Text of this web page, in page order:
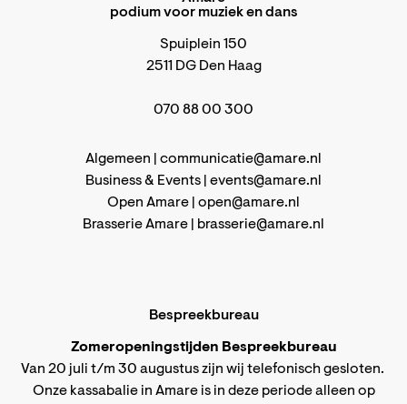
podium voor muziek en dans
Spuiplein 150
2511 DG Den Haag
070 88 00 300
Algemeen | communicatie@amare.nl
Business & Events | events@amare.nl
Open Amare | open@amare.nl
Brasserie Amare |
brasserie@amare.nl
Bespreekbureau
Zomeropeningstijden Bespreekbureau
Van 20 juli t/m 30 augustus zijn wij telefonisch gesloten.
Onze kassabalie in Amare is in deze periode alleen op